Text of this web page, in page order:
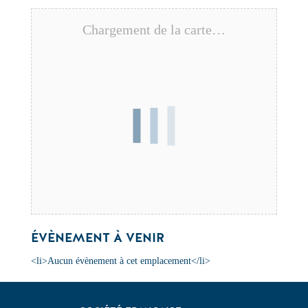
Chargement de la carte…
ÉVÈNEMENT À VENIR
<li>Aucun évènement à cet emplacement</li>